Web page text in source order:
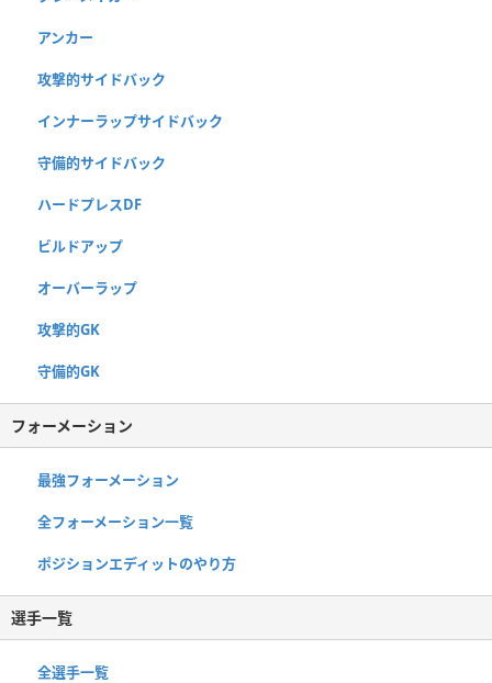
アンカー
攻撃的サイドバック
インナーラップサイドバック
守備的サイドバック
ハードプレスDF
ビルドアップ
オーバーラップ
攻撃的GK
守備的GK
フォーメーション
最強フォーメーション
全フォーメーション一覧
ポジションエディットのやり方
選手一覧
全選手一覧